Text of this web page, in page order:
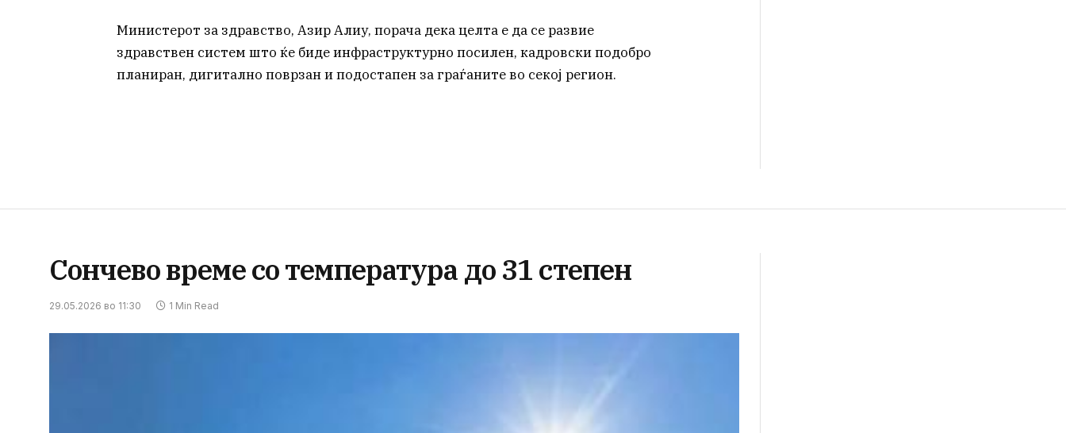
Министерот за здравство, Азир Алиу, порача дека целта е да се развие
здравствен систем што ќе биде инфраструктурно посилен, кадровски подобро
планиран, дигитално поврзан и подостапен за граѓаните во секој регион.
Сончево време со температура до 31 степен
29.05.2026 во 11:30 1 Min Read